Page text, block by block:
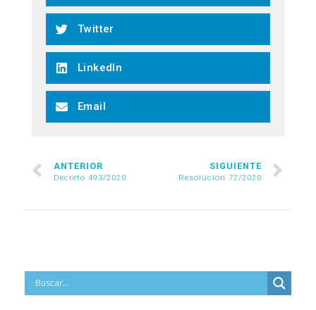
Twitter
LinkedIn
Email
ANTERIOR
Decreto 493/2020
SIGUIENTE
Resolución 72/2020